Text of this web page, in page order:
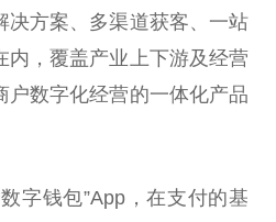
决方案、多渠道获客、一站
内，覆盖产业上下游及经营
户数字化经营的一体化产品
字钱包”App，在支付的基